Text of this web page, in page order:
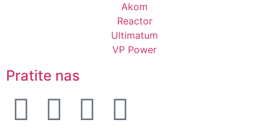
Akom
Reactor
Ultimatum
VP Power
Pratite nas